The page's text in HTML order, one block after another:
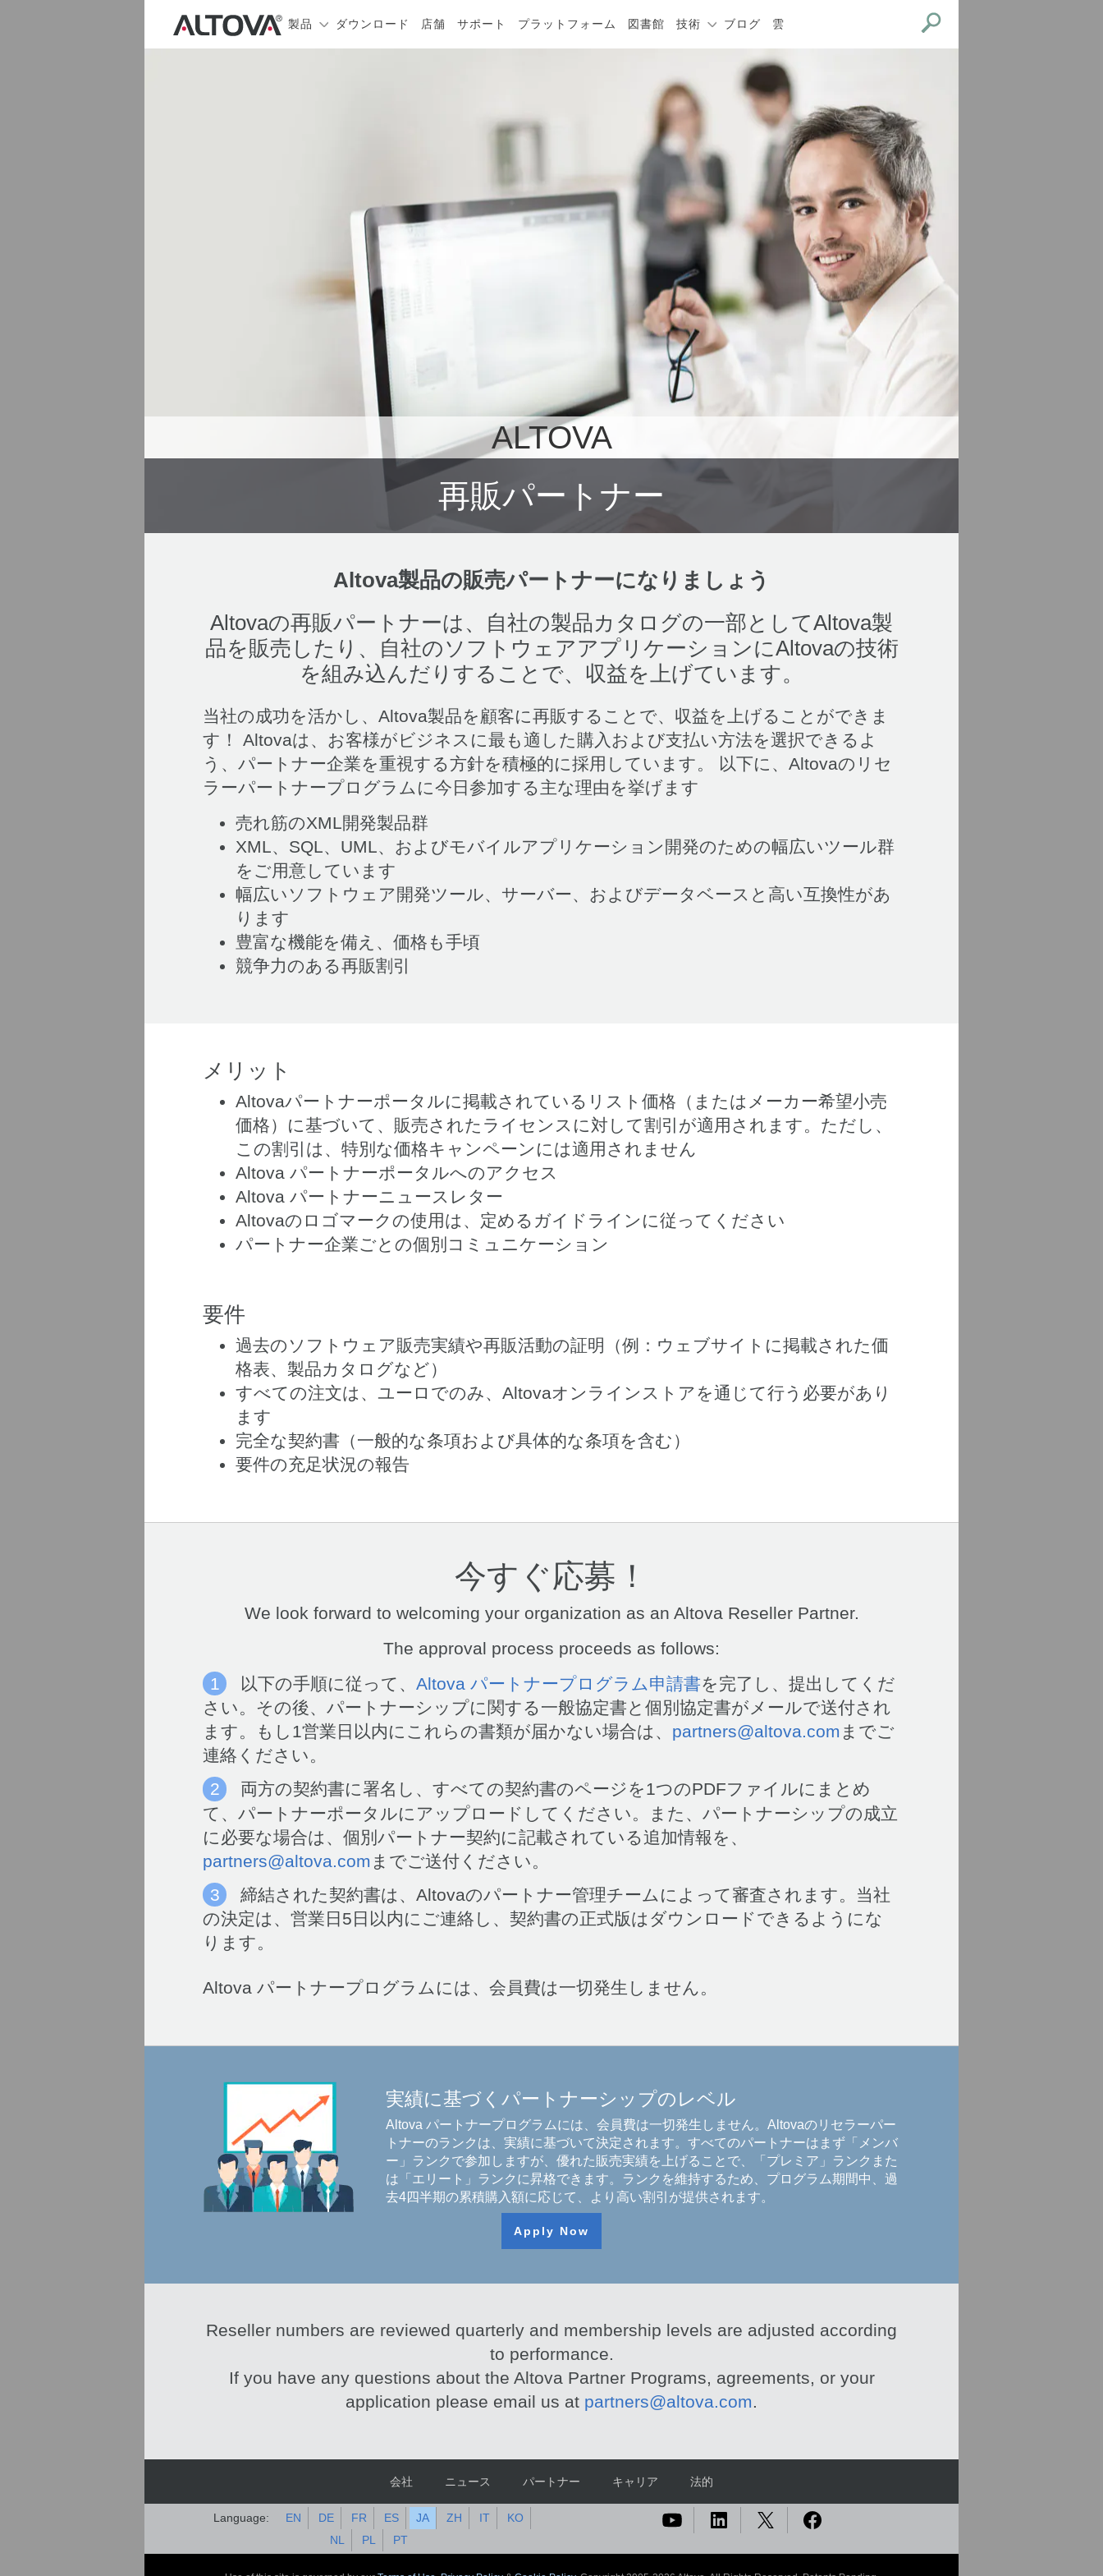
製品 ダウンロード 店舗 サポート プラットフォーム 図書館 技術 ブログ 雲
ALTOVA
再販パートナー
Altova製品の販売パートナーになりましょう
Altovaの再販パートナーは、自社の製品カタログの一部としてAltova製
品を販売したり、自社のソフトウェアアプリケーションにAltovaの技術
を組み込んだりすることで、収益を上げています。
当社の成功を活かし、Altova製品を顧客に再販することで、収益を上げることができま
す！ Altovaは、お客様がビジネスに最も適した購入および支払い方法を選択できるよ
う、パートナー企業を重視する方針を積極的に採用しています。 以下に、Altovaのリセ
ラーパートナープログラムに今日参加する主な理由を挙げます
売れ筋のXML開発製品群
XML、SQL、UML、およびモバイルアプリケーション開発のための幅広いツール群
をご用意しています
幅広いソフトウェア開発ツール、サーバー、およびデータベースと高い互換性があ
ります
豊富な機能を備え、価格も手頃
競争力のある再販割引
メリット
Altovaパートナーポータルに掲載されているリスト価格（またはメーカー希望小売
価格）に基づいて、販売されたライセンスに対して割引が適用されます。ただし、
この割引は、特別な価格キャンペーンには適用されません
Altova パートナーポータルへのアクセス
Altova パートナーニュースレター
Altovaのロゴマークの使用は、定めるガイドラインに従ってください
パートナー企業ごとの個別コミュニケーション
要件
過去のソフトウェア販売実績や再販活動の証明（例：ウェブサイトに掲載された価
格表、製品カタログなど）
すべての注文は、ユーロでのみ、Altovaオンラインストアを通じて行う必要があり
ます
完全な契約書（一般的な条項および具体的な条項を含む）
要件の充足状況の報告
今すぐ応募！
We look forward to welcoming your organization as an Altova Reseller Partner.
The approval process proceeds as follows:
以下の手順に従って、Altova パートナープログラム申請書を完了し、提出してくだ
さい。その後、パートナーシップに関する一般協定書と個別協定書がメールで送付され
ます。もし1営業日以内にこれらの書類が届かない場合は、 partners@altova.com までご
連絡ください。
両方の契約書に署名し、すべての契約書のページを1つのPDFファイルにまとめ
て、パートナーポータルにアップロードしてください。また、パートナーシップの成立
に必要な場合は、個別パートナー契約に記載されている追加情報を、
partners@altova.com までご送付ください。
締結された契約書は、Altovaのパートナー管理チームによって審査されます。当社
の決定は、営業日5日以内にご連絡し、契約書の正式版はダウンロードできるようにな
ります。
Altova パートナープログラムには、会員費は一切発生しません。
実績に基づくパートナーシップのレベル
Altova パートナープログラムには、会員費は一切発生しません。Altovaのリセラーパー
トナーのランクは、実績に基づいて決定されます。すべてのパートナーはまず「メンバ
ー」ランクで参加しますが、優れた販売実績を上げることで、「プレミア」ランクまた
は「エリート」ランクに昇格できます。ランクを維持するため、プログラム期間中、過
去4四半期の累積購入額に応じて、より高い割引が提供されます。
Apply Now
Reseller numbers are reviewed quarterly and membership levels are adjusted according
to performance.
If you have any questions about the Altova Partner Programs, agreements, or your
application please email us at partners@altova.com.
会社 ニュース パートナー キャリア 法的
Language: EN DE FR ES JA ZH IT
KO
NL
PL PT